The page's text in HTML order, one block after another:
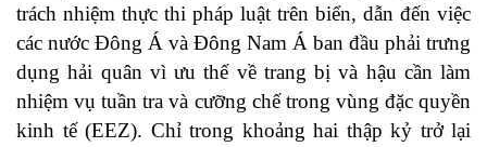
trách nhiệm thực thi pháp luật trên biển, dẫn đến việc
các nước Đông Á và Đông Nam Á ban đầu phải trưng
dụng hải quân vì ưu thế về trang bị và hậu cần làm
nhiệm vụ tuần tra và cưỡng chế trong vùng đặc quyền
kinh tế (EEZ). Chỉ trong khoảng hai thập kỷ trở lại